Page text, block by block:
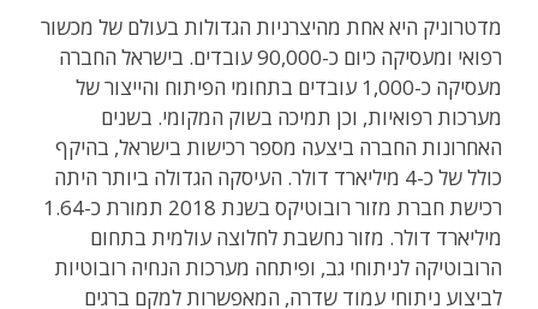
מדטרוניק היא אחת מהיצרניות הגדולות בעולם של מכשור
רפואי ומעסיקה כיום כ-90,000 עובדים. בישראל החברה
מעסיקה כ-1,000 עובדים בתחומי הפיתוח והייצור של
מערכות רפואיות, וכן תמיכה בשוק המקומי. בשנים
האחרונות החברה ביצעה מספר רכישות בישראל, בהיקף
כולל של כ-4 מיליארד דולר. העיסקה הגדולה ביותר היתה
רכישת חברת מזור רובוטיקס בשנת 2018 תמורת כ-1.64
מיליארד דולר. מזור נחשבת לחלוצה עולמית בתחום
הרובוטיקה לניתוחי גב, ופיתחה מערכות הנחיה רובוטיות
לביצוע ניתוחי עמוד שדרה, המאפשרות למקם ברגים